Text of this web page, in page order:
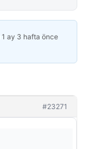
1 ay 3 hafta önce
#23271